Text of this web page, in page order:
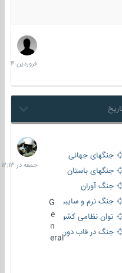
29
فروردین
1404
جنگهای جهانی
جنگهای باستان
جنگ آوران
جنگ نرم و سایبری
توان نظامی کشورها
جنگ در قاب دوربین
eral
جمعه
در
12:13